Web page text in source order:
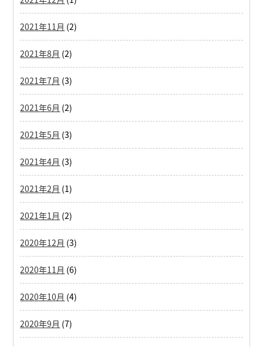
2021年11月 (2)
2021年8月 (2)
2021年7月 (3)
2021年6月 (2)
2021年5月 (3)
2021年4月 (3)
2021年2月 (1)
2021年1月 (2)
2020年12月 (3)
2020年11月 (6)
2020年10月 (4)
2020年9月 (7)